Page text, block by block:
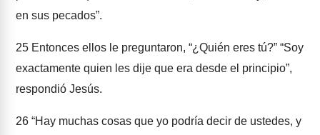
en sus pecados”.
25 Entonces ellos le preguntaron, “¿Quién eres tú?” “Soy
exactamente quien les dije que era desde el principio”,
respondió Jesús.
26 “Hay muchas cosas que yo podría decir de ustedes, y